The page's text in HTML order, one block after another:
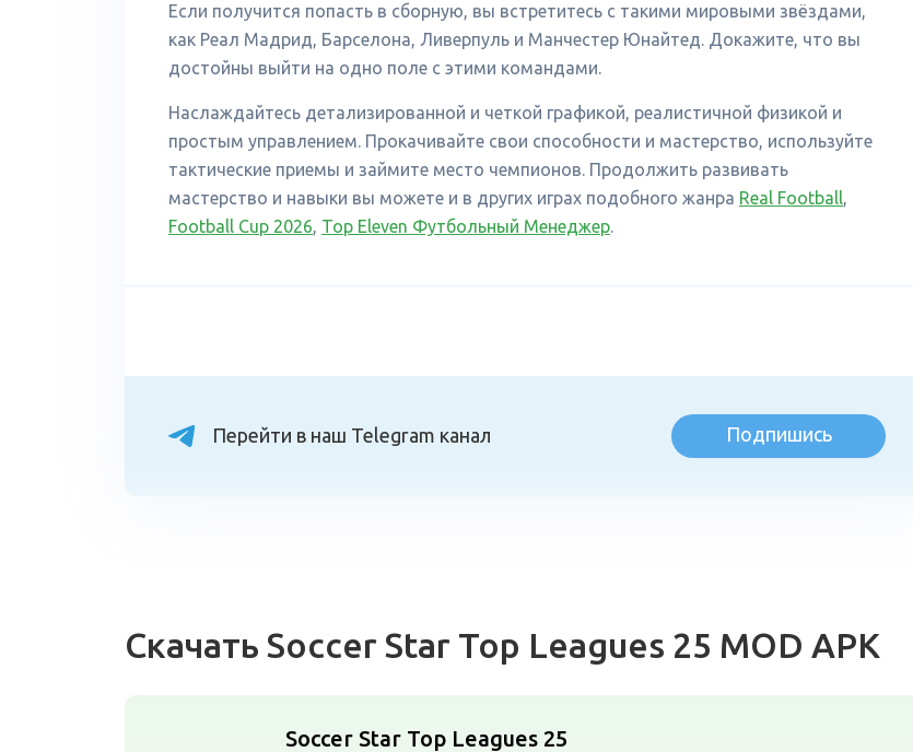
Если получится попасть в сборную, вы встретитесь с такими мировыми звёздами,
как Реал Мадрид, Барселона, Ливерпуль и Манчестер Юнайтед. Докажите, что вы
достойны выйти на одно поле с этими командами.
Наслаждайтесь детализированной и четкой графикой, реалистичной физикой и
простым управлением. Прокачивайте свои способности и мастерство, используйте
тактические приемы и займите место чемпионов. Продолжить развивать
мастерство и навыки вы можете и в других играх подобного жанра Real Football,
Football Cup 2026, Top Eleven Футбольный Менеджер.
Перейти в наш Telegram канал Подпишись
Скачать Soccer Star Top Leagues 25 MOD APK
Soccer Star Top Leagues 25